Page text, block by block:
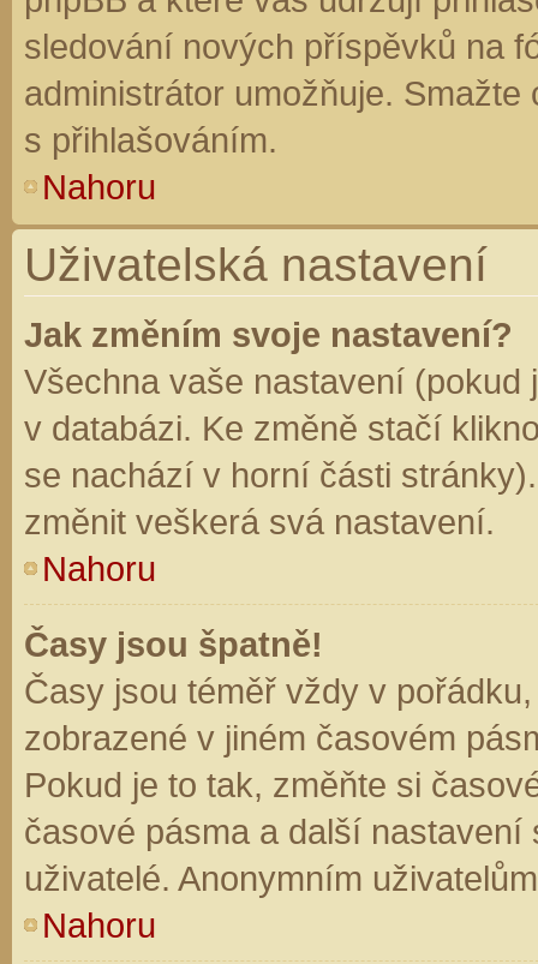
sledování nových příspěvků na
administrátor umožňuje.
s přihlašováním.
Nahoru
Uživatelská nastavení
Jak změním svoje nastavení?
Všechna vaše nastavení (pokud
v databázi. Ke změně stačí
se nachází v horní části
změnit veškerá svá nastavení.
Nahoru
Časy jsou špatně!
Časy jsou téměř vždy v
zobrazené v jiném časovém
Pokud je to tak, změňte si
časové pásma a další
uživatelé. Anonymním
Nahoru